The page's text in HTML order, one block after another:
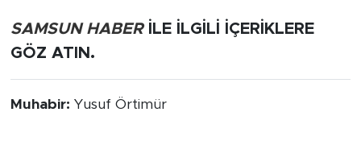
SAMSUN HABERİLE İLGİLİ İÇERİKLERE
GÖZ ATIN.
Muhabir: Yusuf Örtimür